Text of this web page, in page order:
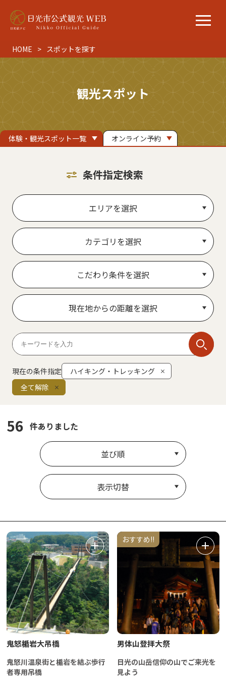
HOME スポットを探す
観光スポット
体験・観光スポット一覧 オンライン予約
条件指定検索
エリアを選択
カテゴリを選択
こだわり条件を選択
現在地からの距離を選択
現在の条件指定
ハイキング・トレッキング
全て解除
56 件ありました
並び順
表示切替
鬼怒楯岩大吊橋
鬼怒川温泉街と楯岩を結ぶ歩行
者専用吊橋
おすすめ!!
男体山登拝大祭
日光の山岳信仰の山でご来光を
見よう